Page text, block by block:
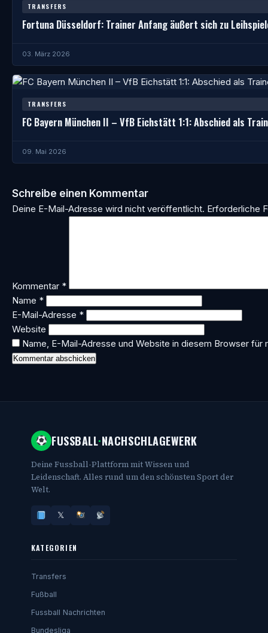
TRANSFERS
Fortuna Düsseldorf: Trainer Anfang äußert sich zu
03. März 2026
TRANSFERS
FC Bayern München II – VfB Eichstätt 1:1: Abschied als
09. Mai 2026
Schreibe einen Kommentar
Deine E-Mail-Adresse wird nicht veröffentlicht. Erforderliche
Kommentar *
Name *
E-Mail-Adresse *
Website
Name, E-Mail-Adresse und Website in diesem Browser für
FUSSBALL·NACHSCHLAGEWERK
Deine Fussball-Plattform mit Wissen und
Leidenschaft. Alles rund um den schönsten Sport der
Welt.
𝕏
KATEGORIEN
Transfers
Fußball
Fussball Nachrichten
Bundesliga